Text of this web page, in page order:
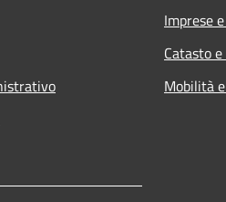
Imprese
Catasto
Mobilità